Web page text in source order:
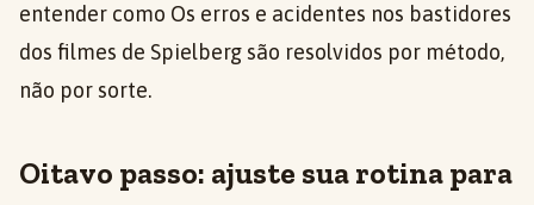
entender como Os erros e acidentes nos bastidores
dos filmes de Spielberg são resolvidos por método,
não por sorte.
Oitavo passo: ajuste sua rotina para